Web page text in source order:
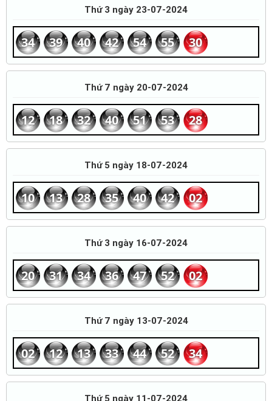
Thứ 3 ngày 23-07-2024
34 39 40 42 54 55 30
Thứ 7 ngày 20-07-2024
12 18 32 40 51 53 28
Thứ 5 ngày 18-07-2024
10 13 28 35 40 42 02
Thứ 3 ngày 16-07-2024
20 31 34 36 47 52 02
Thứ 7 ngày 13-07-2024
02 12 13 33 44 52 34
Thứ 5 ngày 11-07-2024